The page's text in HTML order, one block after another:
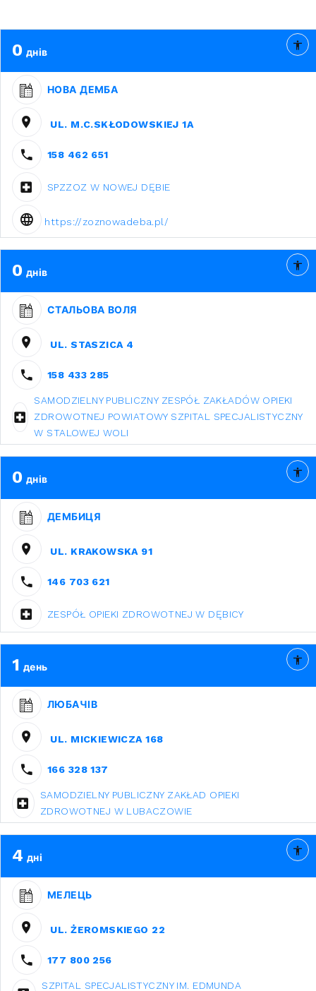
0 днів
НОВА ДЕМБА
UL. M.C.SKŁODOWSKIEJ 1A
158 462 651
SPZZOZ W NOWEJ DĘBIE
https://zoznowadeba.pl/
0 днів
СТАЛЬОВА ВОЛЯ
UL. STASZICA 4
158 433 285
SAMODZIELNY PUBLICZNY ZESPÓŁ ZAKŁADÓW OPIEKI
ZDROWOTNEJ POWIATOWY SZPITAL SPECJALISTYCZNY
W STALOWEJ WOLI
0 днів
ДЕМБИЦЯ
UL. KRAKOWSKA 91
146 703 621
ZESPÓŁ OPIEKI ZDROWOTNEJ W DĘBICY
1 день
ЛЮБАЧІВ
UL. MICKIEWICZA 168
166 328 137
SAMODZIELNY PUBLICZNY ZAKŁAD OPIEKI
ZDROWOTNEJ W LUBACZOWIE
4 дні
МЕЛЕЦЬ
UL. ŻEROMSKIEGO 22
177 800 256
SZPITAL SPECJALISTYCZNY IM. EDMUNDA